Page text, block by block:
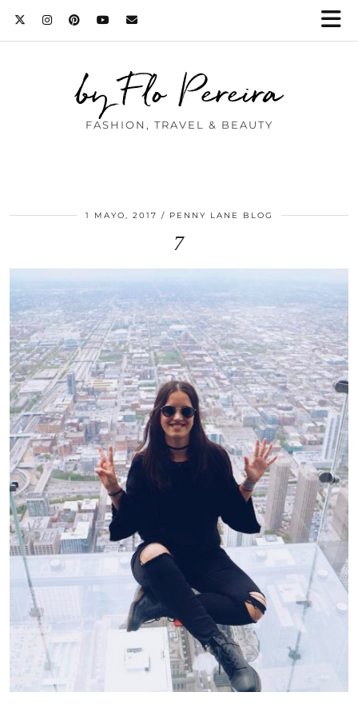
by Flo Pereira
FASHION, TRAVEL & BEAUTY
1 MAYO, 2017 PENNY LANE BLOG
7